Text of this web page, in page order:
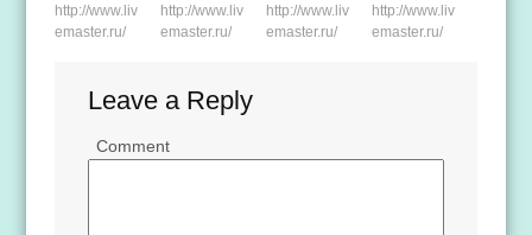
http://www.liv
emaster.ru/
http://www.liv
emaster.ru/
http://www.liv
emaster.ru/
http://www.liv
emaster.ru/
Leave a Reply
Comment